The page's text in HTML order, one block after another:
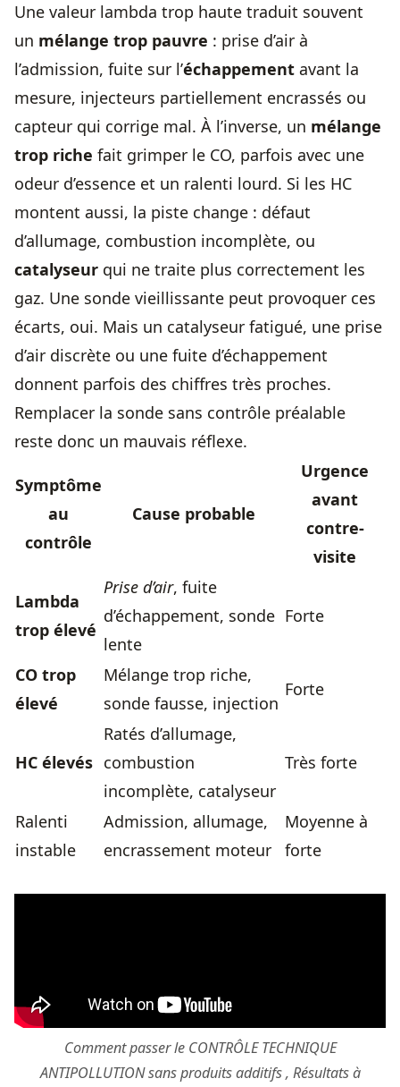
Une valeur lambda trop haute traduit souvent
un mélange trop pauvre : prise d’air à
l’admission, fuite sur l’échappement avant la
mesure, injecteurs partiellement encrassés ou
capteur qui corrige mal. À l’inverse, un mélange
trop riche fait grimper le CO, parfois avec une
odeur d’essence et un ralenti lourd. Si les HC
montent aussi, la piste change : défaut
d’allumage, combustion incomplète, ou
catalyseur qui ne traite plus correctement les
gaz. Une sonde vieillissante peut provoquer ces
écarts, oui. Mais un catalyseur fatigué, une prise
d’air discrète ou une fuite d’échappement
donnent parfois des chiffres très proches.
Remplacer la sonde sans contrôle préalable
reste donc un mauvais réflexe.
Symptôme
au
contrôle
Cause probable
Urgence
avant
contre-
visite
Lambda
trop élevé
Prise d’air, fuite
d’échappement, sonde
lente
Forte
CO trop
élevé
Mélange trop riche,
sonde fausse, injection
Forte
HC élevés
Ratés d’allumage,
combustion
incomplète, catalyseur
Très forte
Ralenti
instable
Admission, allumage,
encrassement moteur
Moyenne à
forte
Comment passer le CONTRÔLE TECHNIQUE
ANTIPOLLUTION sans produits additifs , Résultats à